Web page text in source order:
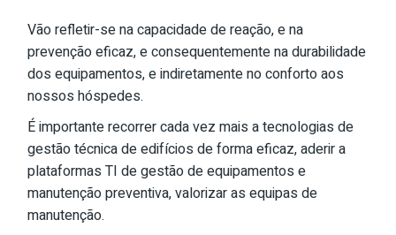
Vão refletir-se na capacidade de reação, e na
prevenção eficaz, e consequentemente na durabilidade
dos equipamentos, e indiretamente no conforto aos
nossos hóspedes.
É importante recorrer cada vez mais a tecnologias de
gestão técnica de edifícios de forma eficaz, aderir a
plataformas TI de gestão de equipamentos e
manutenção preventiva, valorizar as equipas de
manutenção.